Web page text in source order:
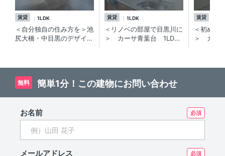
賃貸 1LDK
＜自分独自の住み方を＞池
尻大橋・中目黒のデザイン
賃貸 1LDK
＜リノベの部屋で目黒川に
＞ カーサ青葉台 1LDK
賃貸
＜初めて
＞ カー
無料 簡単1分！この建物にお問い合わせ
お名前
メールアドレス